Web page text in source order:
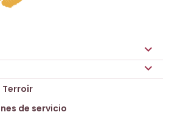


Terroir
de servicio